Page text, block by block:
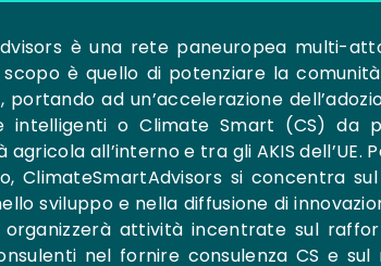
è una rete paneuropea multi-
scopo è quello di potenziare la
portando ad un’accelerazione
intelligenti o Climate Smart (CS) da
all’interno e tra gli AKIS dell’UE.
ClimateSmartAdvisors si concentra
sviluppo e nella diffusione di
attività incentrate sul
nel fornire consulenza CS e